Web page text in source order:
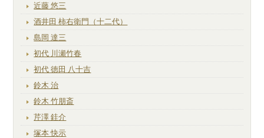
近藤 悠三
酒井田 柿右衛門（十二代）
島岡 達三
初代 川瀬竹春
初代 徳田 八十吉
鈴木 治
鈴木 竹朋斎
芹澤 銈介
塚本 快示